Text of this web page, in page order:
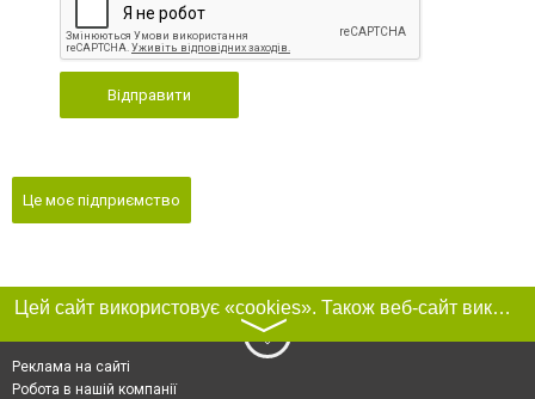
Відправити
Це моє підприємство
Цей сайт використовує «cookies». Також веб-сайт використовує інтернет-сервіс для збору технічних даних стосовно відвідувачів з метою отримання маркетингової та статистичної інформації. Умови обробки даних відвідувачів сайту див.
〉
Реклама на сайті
Робота в нашій компанії